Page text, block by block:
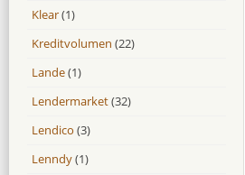
Klear(1)
Kreditvolumen (22)
Lande(1)
Lendermarket(32)
Lendico (3)
Lenndy(1)